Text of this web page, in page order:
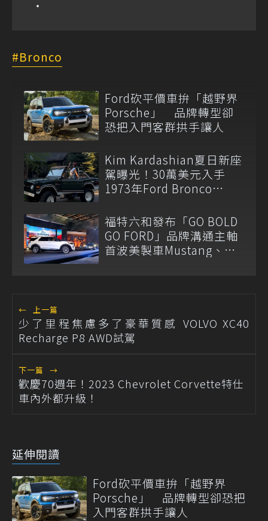
Bronco
Ford砍平價車拚「越野界
Porsche」 品牌轉型卻
恐把入門客群拱手讓人
Kim Kardashian夏日新座
駕曝光！30萬美元入手
1973年Ford Bronco
福特六和發布「GO BOLD
GO FORD」品牌溝通主軸
首波美製車Mustang、
← 上一篇
少了里程焦慮多了豪華質感 VOLVO XC40
Recharge P8 AWD試駕
下一篇 →
歡慶70週年！2023 Chevrolet Corvette特仕
車內外都升級！
延伸閱讀
Ford砍平價車拚「越野界
Porsche」 品牌轉型卻恐把
入門客群拱手讓人